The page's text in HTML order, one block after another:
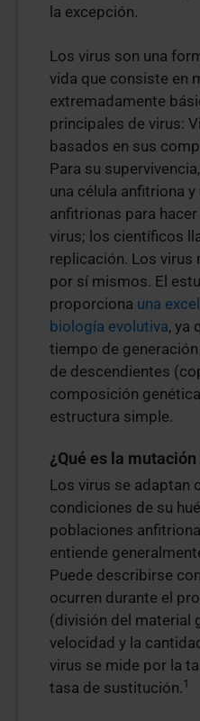
la excepción.
Los virus son una
vida que consiste en
extremadamente
principales de virus:
basados en sus
Para su
una célula anfitriona
anfitrionas para
virus; los científicos
replicación. Los virus
por sí mismos. El
proporciona una
biología evolutiva, ya
tiempo de
de descendientes
composición
estructura simple.
¿Qué es la
Los virus se adaptan
condiciones de su
poblaciones
entiende
Puede describirse
ocurren durante el
(división del material
velocidad y la
virus se mide por la
tasa de sustitución.1